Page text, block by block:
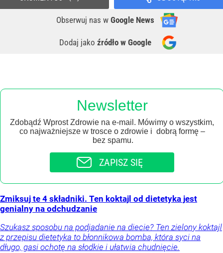
Obserwuj nas w Google News
Dodaj jako źródło w Google
Newsletter
Zdobądź Wprost Zdrowie na e-mail. Mówimy o wszystkim,
co najważniejsze w trosce o zdrowie i dobrą formę –
bez spamu.
ZAPISZ SIĘ
Zmiksuj te 4 składniki. Ten koktajl od dietetyka jest
genialny na odchudzanie
Szukasz sposobu na podjadanie na diecie? Ten zielony koktajl
z przepisu dietetyka to błonnikowa bomba, która syci na
długo, gasi ochotę na słodkie i ułatwia chudnięcie.